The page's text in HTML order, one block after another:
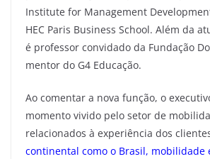
Institute for Management
HEC Paris Business School. Além da
é professor convidado da Fundação
mentor do G4 Educação.
Ao comentar a nova função, o
momento vivido pelo setor de
relacionados à experiência dos
continental como o Brasil, mobilidade